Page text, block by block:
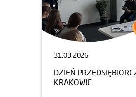
31.03.2026
DZIEŃ
KRAKOWIE